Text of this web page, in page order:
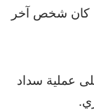
كان شخص آخر
عملية سداد